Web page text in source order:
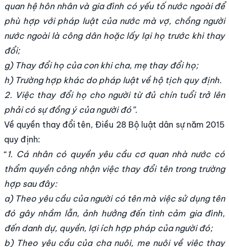
quan hệ hôn nhân và gia đình có yếu tố nước ngoài để
phù hợp với pháp luật của nước mà vợ, chồng người
nước ngoài là công dân hoặc lấy lại họ trước khi thay
đổi;
g) Thay đổi họ của con khi cha, mẹ thay đổi họ;
h) Trường hợp khác do pháp luật về hộ tịch quy định.
2. Việc thay đổi họ cho người từ đủ chín tuổi trở lên
phải có sự đồng ý của người đó”.
Về quyền thay đổi tên, Điều 28 Bộ luật dân sự năm 2015
quy định:
“ 1. Cá nhân có quyền yêu cầu cơ quan nhà nước có
thẩm quyền công nhận việc thay đổi tên trong trường
hợp sau đây:
a) Theo yêu cầu của người có tên mà việc sử dụng tên
đó gây nhầm lẫn, ảnh hưởng đến tình cảm gia đình,
đến danh dự, quyền, lợi ích hợp pháp của người đó;
b) Theo yêu cầu của cha nuôi, mẹ nuôi về việc thay